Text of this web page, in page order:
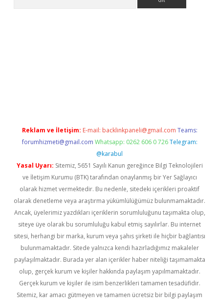
Reklam ve İletişim: E-mail: backlinkpaneli@gmail.com Teams:
forumhizmeti@gmail.com Whatsapp: 0262 606 0 726 Telegram:
@karabul
Yasal Uyarı: Sitemiz, 5651 Sayılı Kanun gereğince Bilgi Teknolojileri
ve İletişim Kurumu (BTK) tarafından onaylanmış bir Yer Sağlayıcı
olarak hizmet vermektedir. Bu nedenle, sitedeki içerikleri proaktif
olarak denetleme veya araştırma yükümlülüğümüz bulunmamaktadır.
Ancak, üyelerimiz yazdıkları içeriklerin sorumluluğunu taşımakta olup,
siteye üye olarak bu sorumluluğu kabul etmiş sayılırlar. Bu internet
sitesi, herhangi bir marka, kurum veya şahıs şirketi ile hiçbir bağlantısı
bulunmamaktadır. Sitede yalnızca kendi hazırladığımız makaleler
paylaşılmaktadır. Burada yer alan içerikler haber niteliği taşımamakta
olup, gerçek kurum ve kişiler hakkında paylaşım yapılmamaktadır.
Gerçek kurum ve kişiler ile isim benzerlikleri tamamen tesadüfidir.
Sitemiz, kar amacı gütmeyen ve tamamen ücretsiz bir bilgi paylaşım